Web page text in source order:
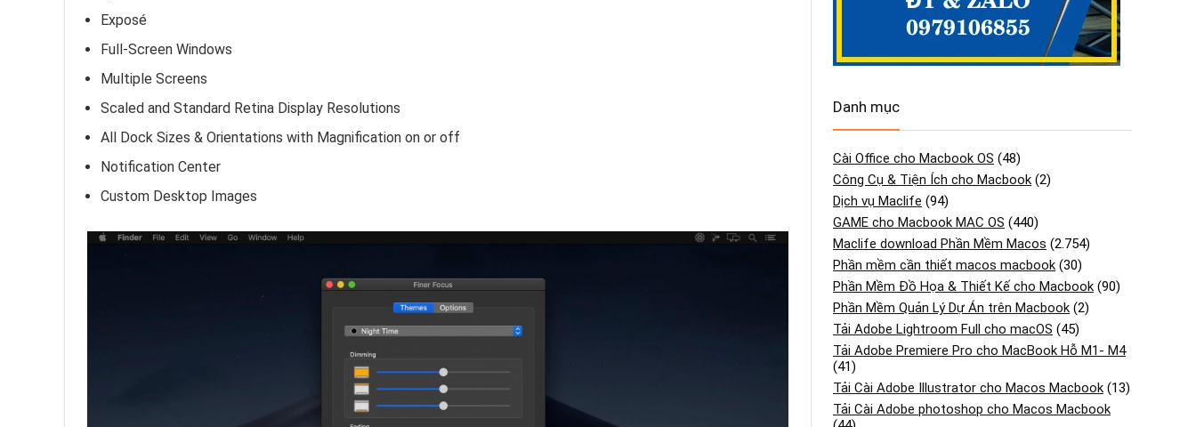
Exposé
Full-Screen Windows
Multiple Screens
Scaled and Standard Retina Display Resolutions
All Dock Sizes & Orientations with Magnification on or off
Notification Center
Custom Desktop Images
Danh mục
Cài Office cho Macbook OS (48)
Công Cụ & Tiện Ích cho Macbook (2)
Dịch vụ Maclife (94)
GAME cho Macbook MAC OS (440)
Maclife download Phần Mềm Macos (2.754)
Phần mềm cần thiết macos macbook (30)
Phần Mềm Đồ Họa & Thiết Kế cho Macbook (90)
Phần Mềm Quản Lý Dự Án trên Macbook (2)
Tải Adobe Lightroom Full cho macOS (45)
Tải Adobe Premiere Pro cho MacBook Hỗ M1- M4
(41)
Tải Cài Adobe Illustrator cho Macos Macbook (13)
Tải Cài Adobe photoshop cho Macos Macbook